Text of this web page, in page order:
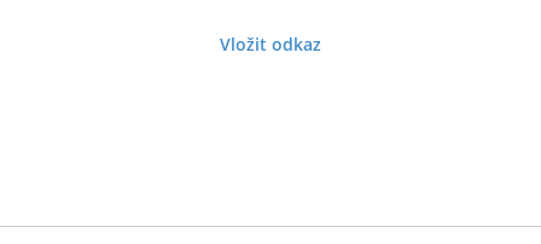
Vložit odkaz